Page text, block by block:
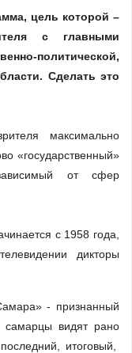
цель которой –
с главными
Сделать это
максимально
«государственный»
от сфер
с 1958 года,
дикторы
- признанный
самарцы видят рано
итоговый,